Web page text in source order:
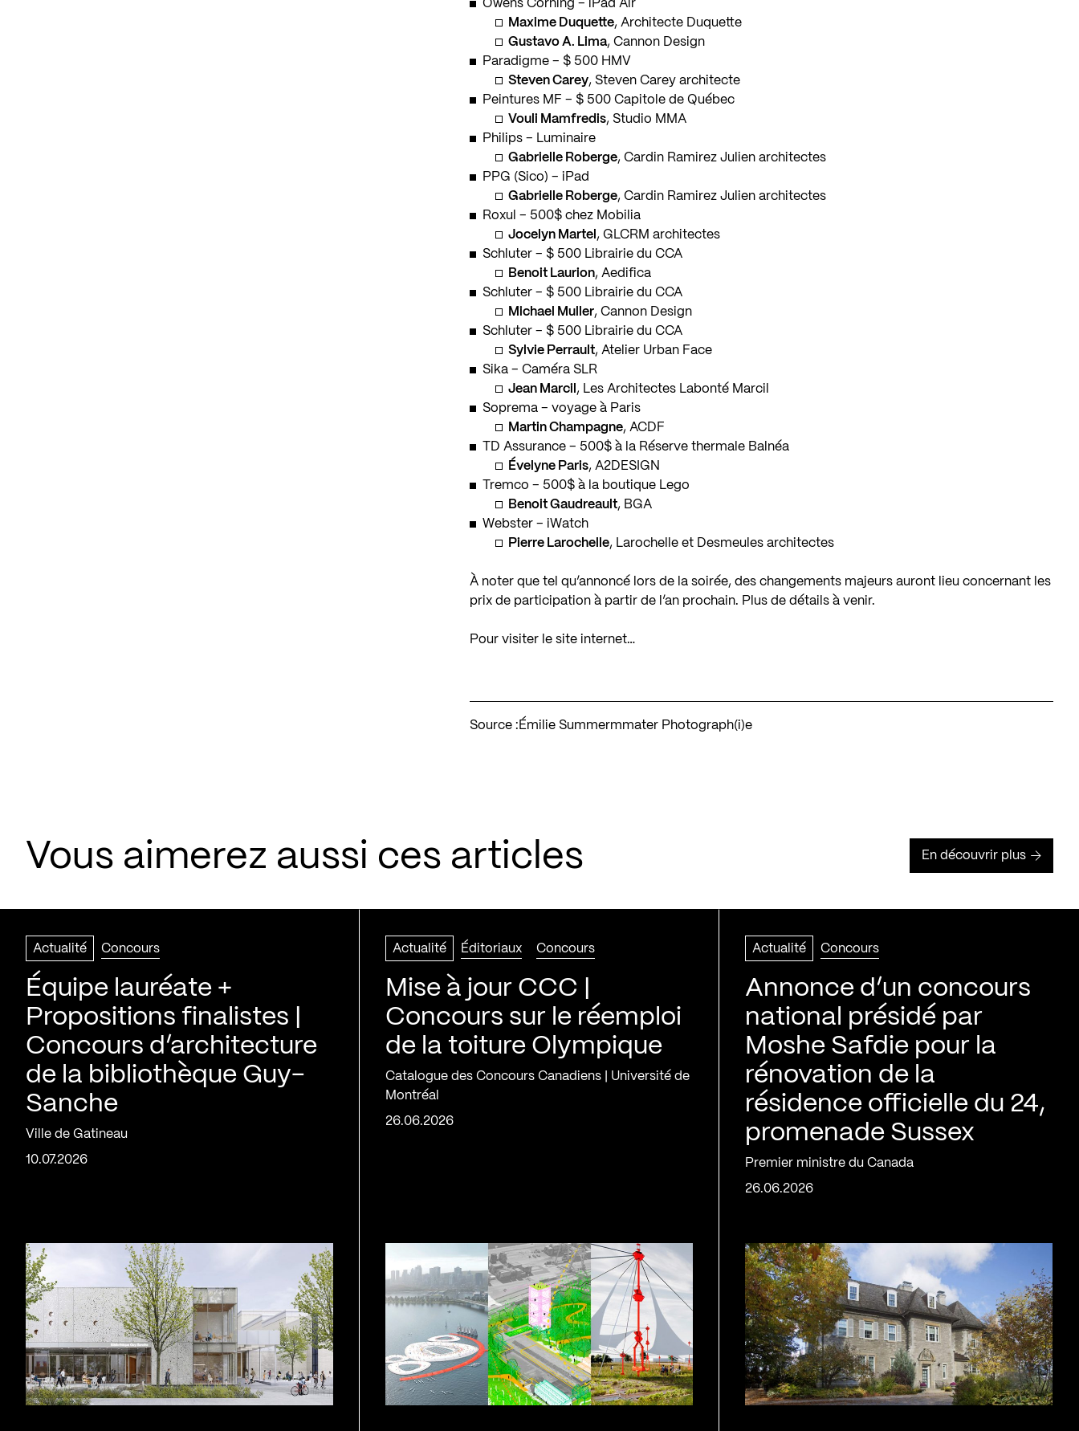
Owens Corning – iPad Air
Maxime Duquette, Architecte Duquette
Gustavo A. Lima, Cannon Design
Paradigme – $ 500 HMV
Steven Carey, Steven Carey architecte
Peintures MF – $ 500 Capitole de Québec
Vouli Mamfredis, Studio MMA
Philips – Luminaire
Gabrielle Roberge, Cardin Ramirez Julien architectes
PPG (Sico) – iPad
Gabrielle Roberge, Cardin Ramirez Julien architectes
Roxul – 500$ chez Mobilia
Jocelyn Martel , GLCRM architectes
Schluter – $ 500 Librairie du CCA
Benoit Laurion, Aedifica
Schluter – $ 500 Librairie du CCA
Michael Muller, Cannon Design
Schluter – $ 500 Librairie du CCA
Sylvie Perrault, Atelier Urban Face
Sika – Caméra SLR
Jean Marcil , Les Architectes Labonté Marcil
Soprema – voyage à Paris
Martin Champagne, ACDF
TD Assurance – 500$ à la Réserve thermale Balnéa
Évelyne Paris, A2DESIGN
Tremco – 500$ à la boutique Lego
Benoit Gaudreault, BGA
Webster – iWatch
Pierre Larochelle, Larochelle et Desmeules architectes
À noter que tel qu’annoncé lors de la soirée, des changements majeurs auront lieu concernant les
prix de participation à partir de l’an prochain. Plus de détails à venir.
Pour visiter le site internet…
Source : Émilie Summermmater Photograph(i)e
Vous aimerez aussi ces articles En découvrir plus
Actualité Concours
Équipe lauréate +
Propositions finalistes |
Concours d’architecture
de la bibliothèque Guy-
Sanche
Ville de Gatineau
10.07.2026
Actualité Éditoriaux Concours
Mise à jour CCC |
Concours sur le réemploi
de la toiture Olympique
Catalogue des Concours Canadiens | Université de
Montréal
26.06.2026
Actualité Concours
Annonce d’un concours
national présidé par
Moshe Safdie pour la
rénovation de la
résidence officielle du 24,
promenade Sussex
Premier ministre du Canada
26.06.2026